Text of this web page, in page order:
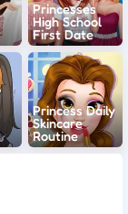
Princesses
High School
First Date
Princess Daily
Skincare
Routine